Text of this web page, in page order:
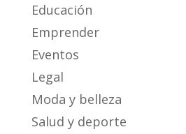
Educación
Emprender
Eventos
Legal
Moda y belleza
Salud y deporte